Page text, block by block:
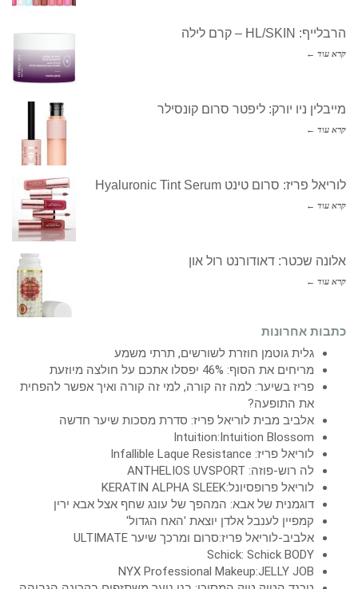
הרבלייף: HL/SKIN – קרם לילה
קרא עוד ←
מייבלין ניו יורק: ליפטר סרום קונסילר
קרא עוד ←
לוריאל פריז: סרום טינט Hyaluronic Tint Serum
קרא עוד ←
אלונה שכטר: דאודורנט רול און
קרא עוד ←
כתבות אחרונות
גלית גוטמן חוזרת לשורשים, תרתי משמע
מריחים את הסוף: 46% יפסלו אתכם על חולצה מיוזעת
פריז בשיער: למה זה קורה, למי זה קורה ואיך אפשר להפחית
את התופעה?
אלביב מבית לוריאל פריז: סדרת מסכות שיער חדשה
Intuition:Intuition Blossom
לוריאל פריז: Infallible Laque Resistance
לה רוש-פוזה: ANTHELIOS UVSPORT
לוריאל פרופסיונל:KERATIN ALPHA SLEEK
דוגמנית של אבא: המהפך של עונג שחף אצל אבא ירין
קמפיין לענבל אלדן יוצאת 'האח הגדול'
אלביב-לוריאל פריז:סרום ומרכך שיער ULTIMATE
Schick: Schick BODY
NYX Professional Makeup:JELLY JOB